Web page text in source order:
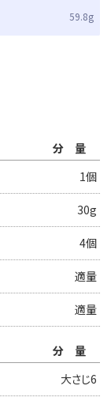
59.8g
分量
1個
30g
4個
適量
適量
分量
大さじ6